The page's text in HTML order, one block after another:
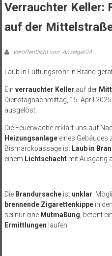
Verrauchter Keller:
auf der
Veröffentlicht von: Anzeiger24
Laub in Lüftungsrohr in Brand
Ein verrauchter Keller auf der
Dienstagnachmittag, 15. April
ausgelöst.
Die Feuerwache erklärt uns auf
Heizungsanlageeines Gebäudes
Bismarckpassage ist Laub in
einem Lichtschachtmit Ausgang
Die Brandursacheist unklar.
brennende Zigarettenkippein
sei nur eine Mutmaßung, betont
Ermittlungen laufen.